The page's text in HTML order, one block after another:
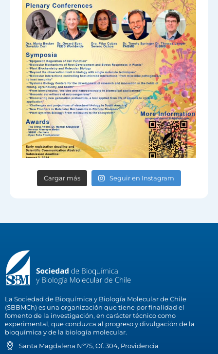
Cargar más Seguir en Instagram
La Sociedad de Bioquímica y Biología Molecular de Chile
(SBBMCh) es una organización que tiene por finalidad el
fomento de la investigación, en carácter técnico como
experimental, que conduzca al progreso y divulgación de la
bioquímica y de la biología molecular.
Santa Magdalena N°75, Of. 304, Providencia